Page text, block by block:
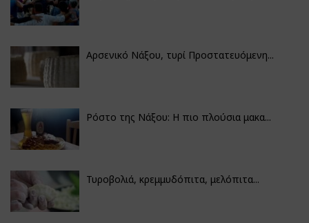
Αρσενικό Νάξου, τυρί Προστατευόμενη...
Ρόστο της Νάξου: Η πιο πλούσια μακα...
Τυροβολιά, κρεμμυδόπιτα, μελόπιτα...